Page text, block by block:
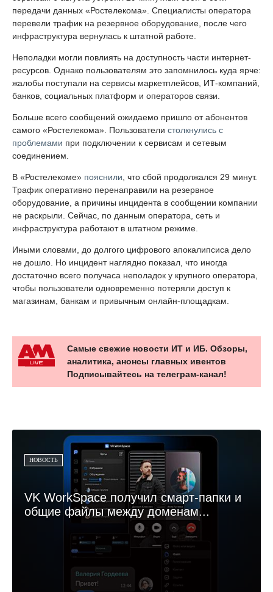
передачи данных «Ростелекома». Специалисты оператора
перевели трафик на резервное оборудование, после чего
инфраструктура вернулась к штатной работе.
Неполадки могли повлиять на доступность части интернет-
ресурсов. Однако пользователям это запомнилось куда ярче:
жалобы поступали на сервисы маркетплейсов, ИТ-компаний,
банков, социальных платформ и операторов связи.
Больше всего сообщений ожидаемо пришло от абонентов
самого «Ростелекома». Пользователи столкнулись с
проблемами при подключении к сервисам и сетевым
соединением.
В «Ростелекоме» пояснили, что сбой продолжался 29 минут.
Трафик оперативно перенаправили на резервное
оборудование, а причины инцидента в сообщении компании
не раскрыли. Сейчас, по данным оператора, сеть и
инфраструктура работают в штатном режиме.
Иными словами, до долгого цифрового апокалипсиса дело
не дошло. Но инцидент наглядно показал, что иногда
достаточно всего получаса неполадок у крупного оператора,
чтобы пользователи одновременно потеряли доступ к
магазинам, банкам и привычным онлайн-площадкам.
Самые свежие новости ИТ и ИБ. Обзоры,
аналитика, анонсы главных ивентов
Подписывайтесь на телеграм-канал!
НОВОСТЬ
VK WorkSpace получил смарт-папки и
общие файлы между доменам...